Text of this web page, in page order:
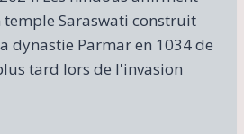
Saraswati construit
dynastie Parmar en 1034 de
tard lors de l'invasion